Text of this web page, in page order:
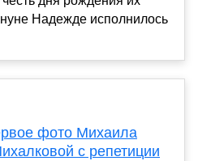
Надежде исполнилось
фото Михаила
с репетиции